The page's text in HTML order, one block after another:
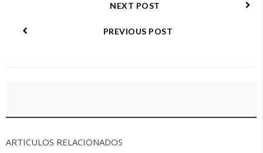
NEXT POST
PREVIOUS POST
ARTICULOS RELACIONADOS